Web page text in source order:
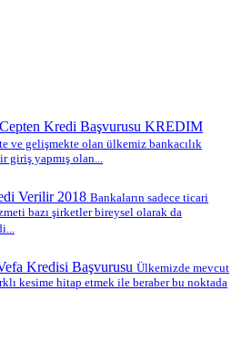
Kredi Başvurusu KREDIM
ve gelişmekte olan ülkemiz bankacılık
giriş yapmış olan...
Verilir 2018 Bankaların sadece ticari
bazı şirketler bireysel olarak da
Kredisi Başvurusu Ülkemizde mevcut
kesime hitap etmek ile beraber bu noktada